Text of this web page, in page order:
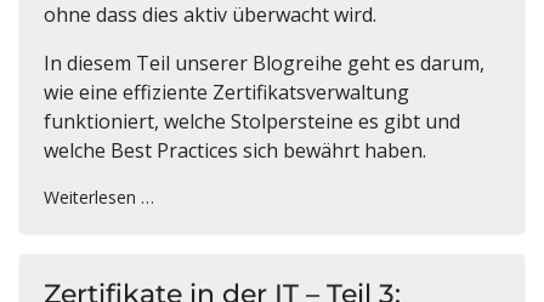
ohne dass dies aktiv überwacht wird.
In diesem Teil unserer Blogreihe geht es darum,
wie eine effiziente Zertifikatsverwaltung
funktioniert, welche Stolpersteine es gibt und
welche Best Practices sich bewährt haben.
Weiterlesen …
Zertifikate in der IT – Teil 3: